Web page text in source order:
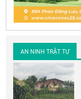
AN NINH TRẬT TỰ